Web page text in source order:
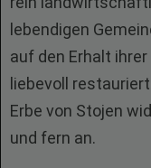
lebendigen
auf den Erhalt
liebevoll
Erbe von Stojen
und fern an.